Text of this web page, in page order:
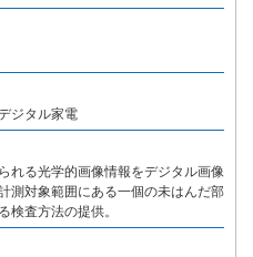
ジタル家電
れる光学的画像情報をデジタル画像
測対象範囲にある一個の未はんだ部
検査方法の提供。